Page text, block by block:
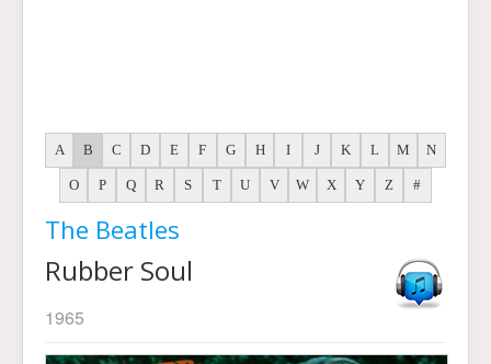
A B C D E F G H I J K L M N
O P Q R S T U V W X Y Z #
The Beatles
Rubber Soul
1965